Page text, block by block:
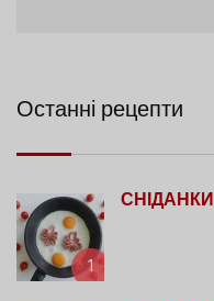
Останні рецепти
1
СНІДАНКИ